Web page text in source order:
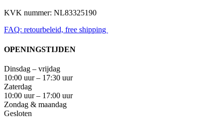
KVK nummer: NL83325190
FAQ: retourbeleid, free shipping
OPENINGSTIJDEN
Dinsdag – vrijdag
10:00 uur – 17:30 uur
Zaterdag
10:00 uur – 17:00 uur
Zondag & maandag
Gesloten